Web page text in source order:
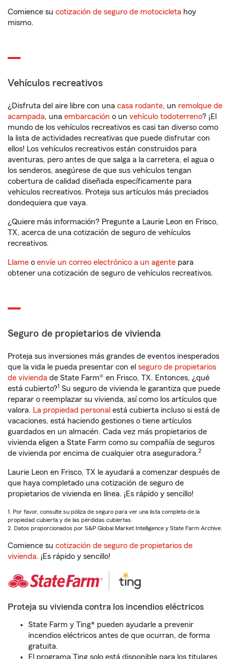
Comience su cotización de seguro de motocicleta hoy
mismo.
Vehículos recreativos
¿Disfruta del aire libre con una casa rodante, un remolque de
acampada, una embarcación o un vehículo todoterreno? ¡El
mundo de los vehículos recreativos es casi tan diverso como
la lista de actividades recreativas que puede disfrutar con
ellos! Los vehículos recreativos están construidos para
aventuras, pero antes de que salga a la carretera, el agua o
los senderos, asegúrese de que sus vehículos tengan
cobertura de calidad diseñada específicamente para
vehículos recreativos. Proteja sus artículos más preciados
dondequiera que vaya.
¿Quiere más información? Pregunte a Laurie Leon en Frisco,
TX, acerca de una cotización de seguro de vehículos
recreativos.
Llame o envíe un correo electrónico a un agente para
obtener una cotización de seguro de vehículos recreativos.
Seguro de propietarios de vivienda
Proteja sus inversiones más grandes de eventos inesperados
que la vida le pueda presentar con el seguro de propietarios
de vivienda de State Farm® en Frisco, TX. Entonces, ¿qué
está cubierto?1 Su seguro de vivienda le garantiza que puede
reparar o reemplazar su vivienda, así como los artículos que
valora. La propiedad personal está cubierta incluso si está de
vacaciones, está haciendo gestiones o tiene artículos
guardados en un almacén. Cada vez más propietarios de
vivienda eligen a State Farm como su compañía de seguros
de vivienda por encima de cualquier otra aseguradora.2
Laurie Leon en Frisco, TX le ayudará a comenzar después de
que haya completado una cotización de seguro de
propietarios de vivienda en línea. ¡Es rápido y sencillo!
1. Por favor, consulte su póliza de seguro para ver una lista completa de la
propiedad cubierta y de las pérdidas cubiertas.
2. Datos proporcionados por S&P Global Market Intelligence y State Farm Archive.
Comience su cotización de seguro de propietarios de
vivienda. ¡Es rápido y sencillo!
Proteja su vivienda contra los incendios eléctricos
State Farm y Ting* pueden ayudarle a prevenir
incendios eléctricos antes de que ocurran, de forma
gratuita.
El programa Ting solo está disponible para los titulares